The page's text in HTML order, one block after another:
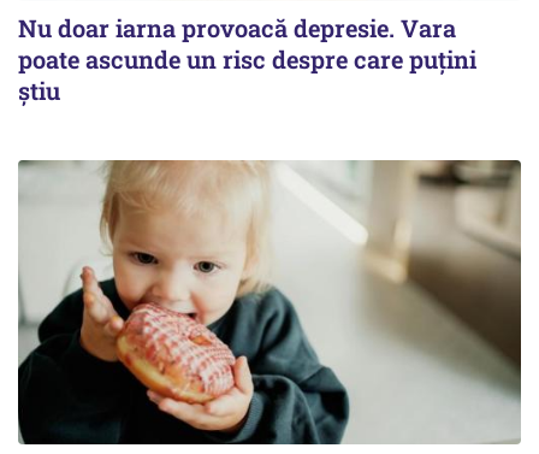
Nu doar iarna provoacă depresie. Vara
poate ascunde un risc despre care puțini
știu